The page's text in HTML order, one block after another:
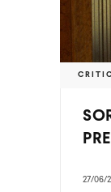
27/06/